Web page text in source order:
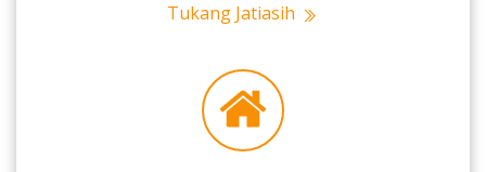
Tukang Jatiasih